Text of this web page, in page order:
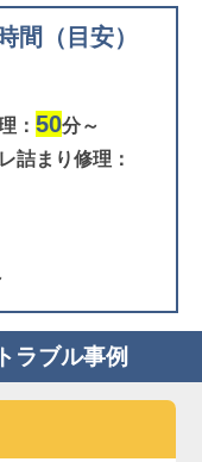
間（目安）
： 50分～
詰まり修理：
ラブル事例